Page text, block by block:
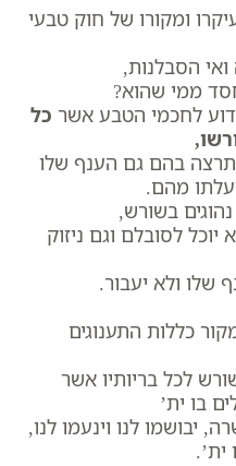
ומקורו של חוק טבעי
הסבלנות,
ממי שהוא?
לחכמי הטבע אשר כל
יתרצה בהם גם הענף שלו
מהם.
בשורש,
לסובלם וגם ניזוק
שלו ולא יעבור.
כללות התענוגים
לכל בריותיו אשר
בו ית’
יבושמו לנו וינעמו לנו,